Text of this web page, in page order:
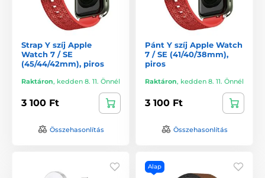
Strap Y szíj Apple
Watch 7 / SE
(45/44/42mm), piros
Raktáron, kedden 8. 11. Önnél
3 100 Ft
Összehasonlítás
Pánt Y szíj Apple Watch
7 / SE (41/40/38mm),
piros
Raktáron, kedden 8. 11. Önnél
3 100 Ft
Összehasonlítás
Alap